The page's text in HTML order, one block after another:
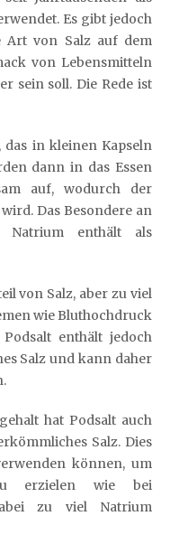
Es gibt jedoch
Art von Salz auf dem
von Lebensmitteln
sein soll. Die Rede ist
das in kleinen Kapseln
dann in das Essen
auf, wodurch der
Das Besondere an
Natrium enthält als
von Salz, aber zu viel
wie Bluthochdruck
enthält jedoch
Salz und kann daher
hat Podsalt auch
Salz. Dies
können, um
erzielen wie bei
zu viel Natrium